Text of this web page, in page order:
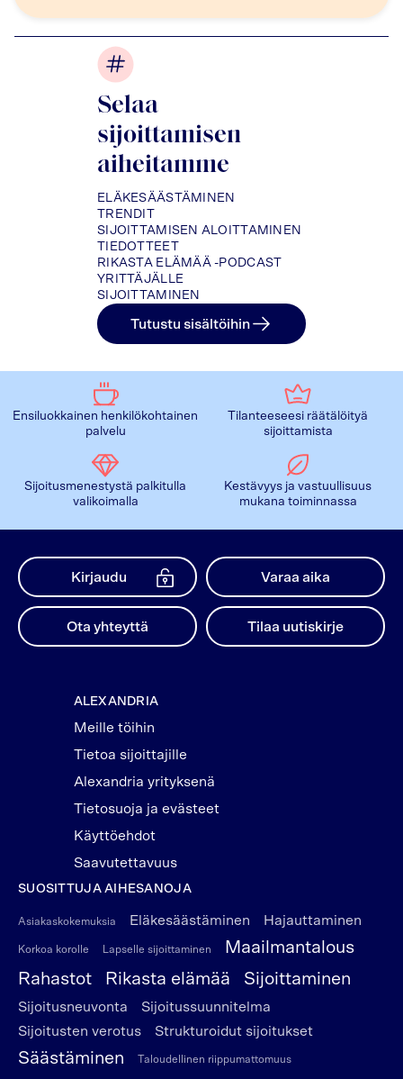
Selaa
sijoittamisen
aiheitamme
ELÄKESÄÄSTÄMINEN
TRENDIT
SIJOITTAMISEN ALOITTAMINEN
TIEDOTTEET
RIKASTA ELÄMÄÄ -PODCAST
YRITTÄJÄLLE
SIJOITTAMINEN
Tutustu sisältöihin
Ensiluokkainen henkilökohtainen
palvelu
Tilanteeseesi räätälöityä
sijoittamista
Sijoitusmenestystä palkitulla
valikoimalla
Kestävyys ja vastuullisuus
mukana toiminnassa
Kirjaudu Varaa aika
Ota yhteyttä Tilaa uutiskirje
ALEXANDRIA
Meille töihin
Tietoa sijoittajille
Alexandria yrityksenä
Tietosuoja ja evästeet
Käyttöehdot
Saavutettavuus
SUOSITTUJA AIHESANOJA
Asiakaskokemuksia Eläkesäästäminen Hajauttaminen
Korkoa korolle Lapselle sijoittaminen
Maailmantalous
Rahastot
Rikasta elämää Sijoittaminen
Sijoitusneuvonta
Sijoitussuunnitelma
Sijoitusten verotus
Strukturoidut sijoitukset
Säästäminen Taloudellinen riippumattomuus